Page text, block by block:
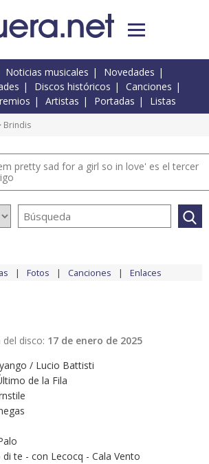
Noticias musicales
Novedades
Discos históricos
Canciones
Artistas Portadas Listas
Brindis
pretty sad for a girl so in love' es el tercer
Fotos Canciones Enlaces
del disco: 17 de enero de 2025
/ Lucio Battisti
de la Fila
te - con Lecocq - Cala Vento